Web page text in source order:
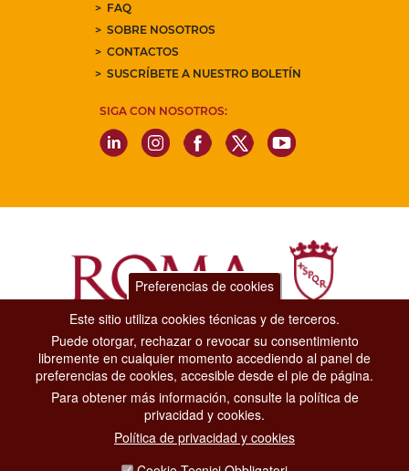
FAQ
SOBRE NOSOTROS
CONTACTOS
SUSCRÍBETE A NUESTRO BOLETÍN
SIGA CON NOSOTROS:
Dipartimento Grandi Eventi, Sport, Turismo e Moda.
Via di San Basilio, 51
00187 Roma
CONTACT CENTER TEL. 06 06 08
CONTATTA LA REDAZIONE
Preferencias de cookies
Este sitio utiliza cookies técnicas y de terceros.
Puede otorgar, rechazar o revocar su consentimiento
libremente en cualquier momento accediendo al panel de
preferencias de cookies, accesible desde el pie de página.
Para obtener más información, consulte la política de
privacidad y cookies.
Política de privacidad y cookies